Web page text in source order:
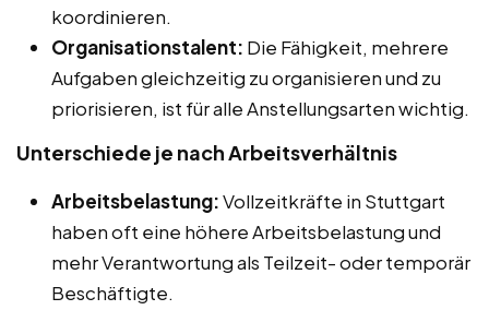
koordinieren.
Organisationstalent: Die Fähigkeit, mehrere
Aufgaben gleichzeitig zu organisieren und zu
priorisieren, ist für alle Anstellungsarten wichtig.
Unterschiede je nach Arbeitsverhältnis
Arbeitsbelastung:Vollzeitkräfte in Stuttgart
haben oft eine höhere Arbeitsbelastung und
mehr Verantwortung als Teilzeit- oder temporär
Beschäftigte.